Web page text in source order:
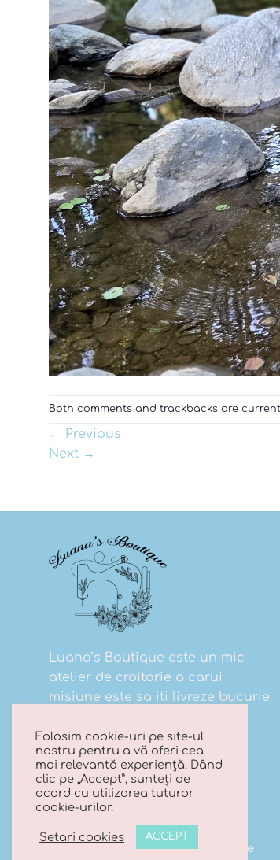
Both comments and trackbacks are
← Previous
Next →
Luana’s Boutique este un mic
atelier de croitorie a carui
misiune este sa iti livreze bucurie
Copyright 2026 ©Luana's Boutique
Folosim cookie-uri pe site-ul
nostru pentru a vă oferi cea
mai relevantă experiență. Dând
clic pe „Accept”, sunteți de
acord cu utilizarea tuturor
cookie-urilor.
Setari cookies ACCEPT